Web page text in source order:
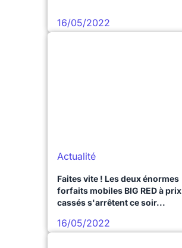
16/05/2022
Actualité
Faites vite ! Les deux énormes
forfaits mobiles BIG RED à prix
cassés s'arrêtent ce soir...
16/05/2022